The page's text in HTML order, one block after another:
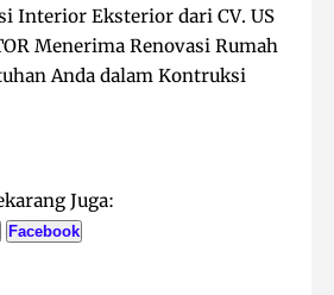
Interior Eksterior dari CV. US
Menerima Renovasi Rumah
Anda dalam Kontruksi
Juga:
Facebook